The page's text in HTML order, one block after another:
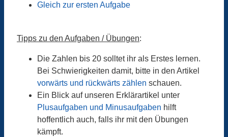
Gleich zur ersten Aufgabe
Tipps zu den Aufgaben / Übungen:
Die Zahlen bis 20 solltet ihr als Erstes lernen.
Bei Schwierigkeiten damit, bitte in den Artikel
vorwärts und rückwärts zählen schauen.
Ein Blick auf unseren Erklärartikel unter
Plusaufgaben und Minusaufgaben hilft
hoffentlich auch, falls ihr mit den Übungen
kämpft.